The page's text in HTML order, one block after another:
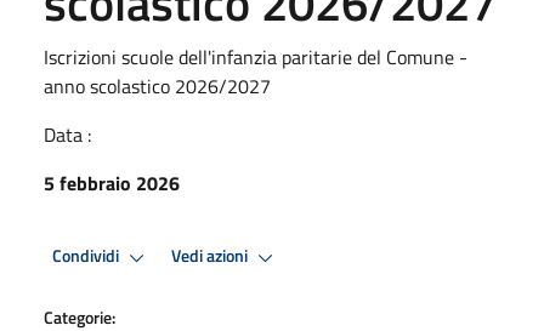
Iscrizioni scuole dell'infanzia paritarie del Comune -
anno scolastico 2026/2027
Data :
5 febbraio 2026
Condividi Vedi azioni
Categorie: